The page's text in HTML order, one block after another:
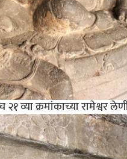
२१ व्या क्रमांकाच्या